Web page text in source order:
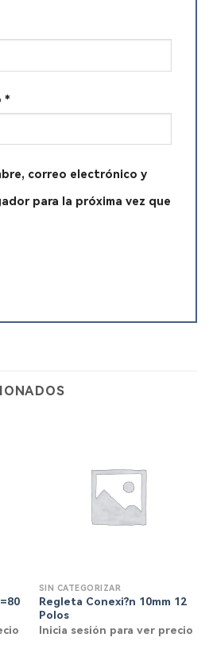
*
correo electrónico y
para la próxima vez que
SIN CATEGORIZAR
Regleta Conexi?n 10mm 12
Polos
Inicia sesión para ver precio